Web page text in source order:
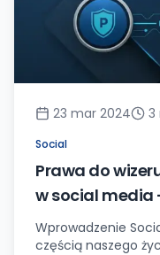
23 mar 2024 3
Social
Prawa do
w social media
Wprowadzenie
częścią naszego